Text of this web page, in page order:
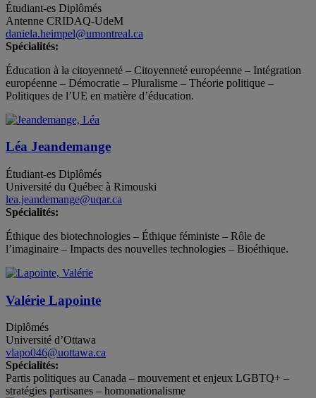
Étudiant-es Diplômés
Antenne CRIDAQ-UdeM
daniela.heimpel@umontreal.ca
Spécialités:
Éducation à la citoyenneté – Citoyenneté européenne – Intégration
européenne – Démocratie – Pluralisme – Théorie politique –
Politiques de l’UE en matière d’éducation.
Léa Jeandemange
Étudiant-es Diplômés
Université du Québec à Rimouski
lea.jeandemange@uqar.ca
Spécialités:
Éthique des biotechnologies – Éthique féministe – Rôle de
l’imaginaire – Impacts des nouvelles technologies – Bioéthique.
Valérie Lapointe
Diplômés
Université d’Ottawa
vlapo046@uottawa.ca
Spécialités:
Partis politiques au Canada – mouvement et enjeux LGBTQ+ –
stratégies partisanes – homonationalisme